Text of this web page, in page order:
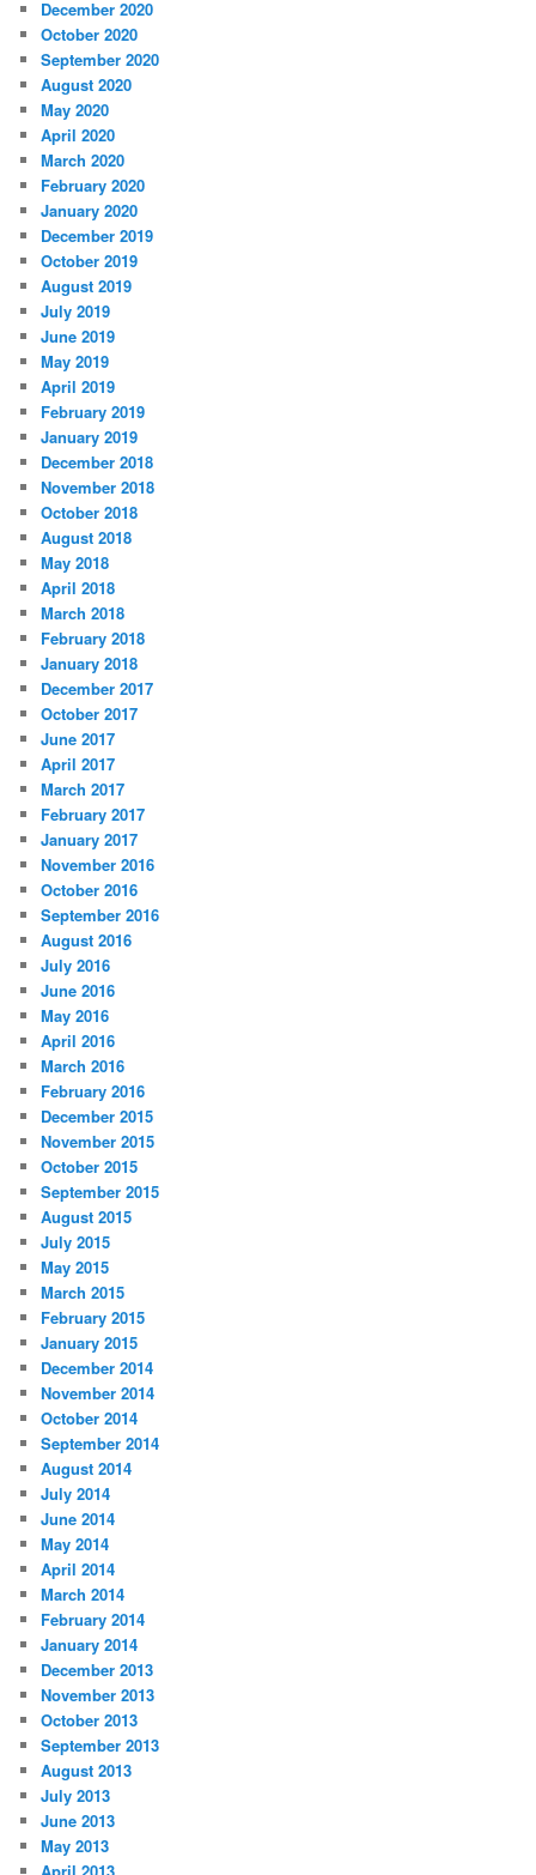
December 2020
October 2020
September 2020
August 2020
May 2020
April 2020
March 2020
February 2020
January 2020
December 2019
October 2019
August 2019
July 2019
June 2019
May 2019
April 2019
February 2019
January 2019
December 2018
November 2018
October 2018
August 2018
May 2018
April 2018
March 2018
February 2018
January 2018
December 2017
October 2017
June 2017
April 2017
March 2017
February 2017
January 2017
November 2016
October 2016
September 2016
August 2016
July 2016
June 2016
May 2016
April 2016
March 2016
February 2016
December 2015
November 2015
October 2015
September 2015
August 2015
July 2015
May 2015
March 2015
February 2015
January 2015
December 2014
November 2014
October 2014
September 2014
August 2014
July 2014
June 2014
May 2014
April 2014
March 2014
February 2014
January 2014
December 2013
November 2013
October 2013
September 2013
August 2013
July 2013
June 2013
May 2013